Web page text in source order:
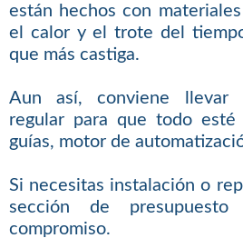
están hechos con
el calor y el trote del
que más castiga.
Aun así, conviene llevar
regular para que todo
guías, motor de
Si necesitas instalación o
sección de
compromiso.